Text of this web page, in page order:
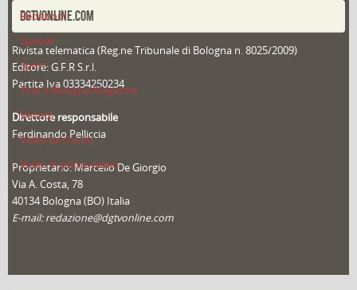
Redazioni
Speciali
Sport
That's Bologna Magazine
Veneto
Video (archivio)
Video in primo piano
DGTVONLINE.COM
Rivista telematica (Reg.ne Tribunale di Bologna n. 8025/2009)
Editore: G.F.R S.r.l.
Partita Iva 03334250234
Direttore responsabile
Ferdinando Pelliccia
Proprietario: Marcello De Giorgio
Via A. Costa, 78
40134 Bologna (BO) Italia
E-mail: redazione@dgtvonline.com